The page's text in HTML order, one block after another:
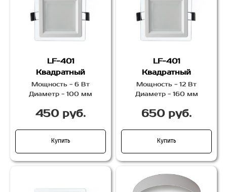
LF-401
Квадратный
Мощность - 6 Вт
Диаметр - 100 мм
450 руб.
Купить
LF-401
Квадратный
Мощность - 12 Вт
Диаметр - 160 мм
650 руб.
Купить